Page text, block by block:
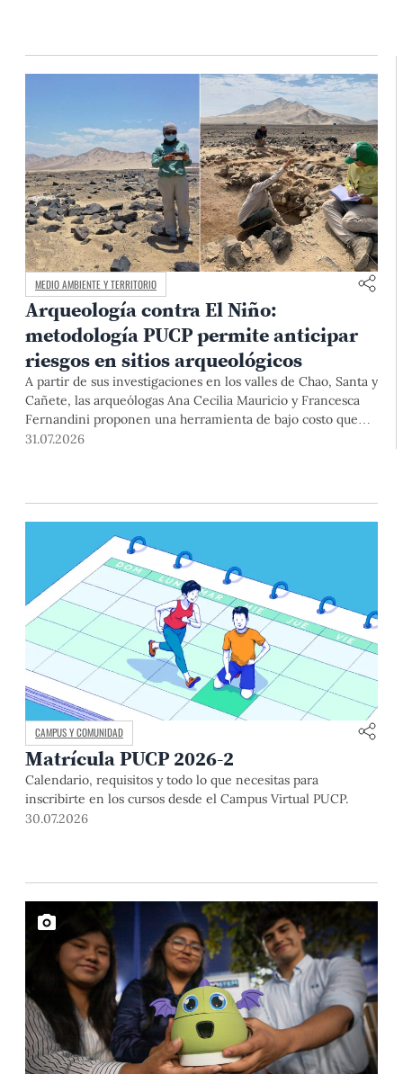
MEDIO AMBIENTE Y TERRITORIO
Arqueología contra El Niño:
metodología PUCP permite anticipar
riesgos en sitios arqueológicos
A partir de sus investigaciones en los valles de Chao, Santa y
Cañete, las arqueólogas Ana Cecilia Mauricio y Francesca
Fernandini proponen una herramienta de bajo costo que
combina datos abiertos, mapas, sistemas de información
31.07.2026
CAMPUS Y COMUNIDAD
Matrícula PUCP 2026-2
Calendario, requisitos y todo lo que necesitas para
inscribirte en los cursos desde el Campus Virtual PUCP.
30.07.2026